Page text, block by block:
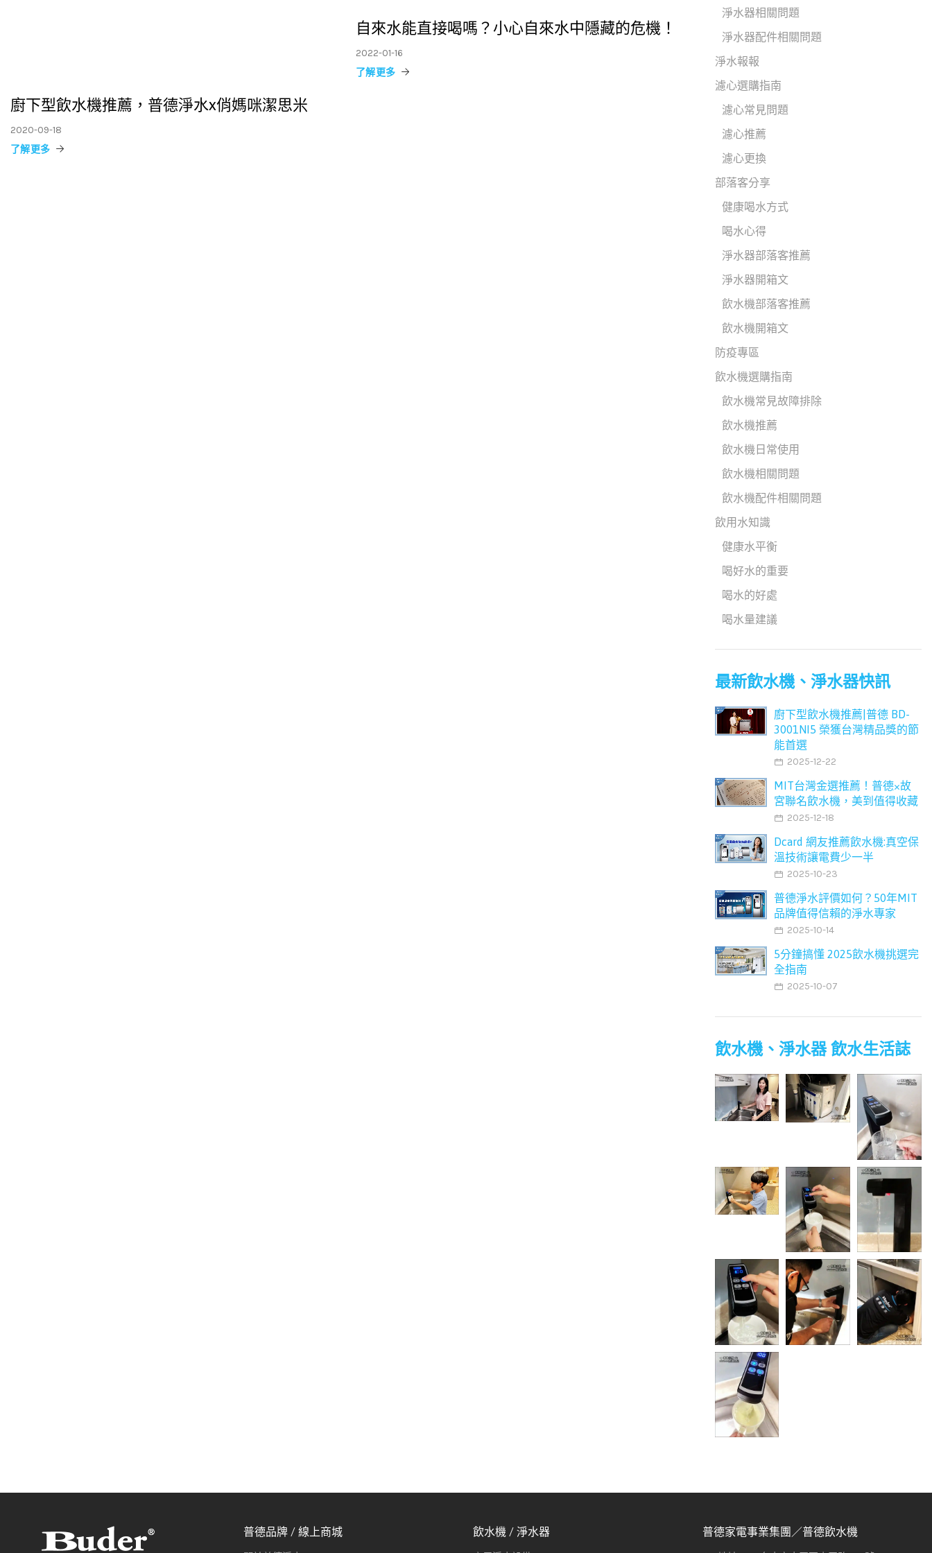
自來水能直接喝嗎？小心自來水中隱藏的危機！
2022-01-16
了解更多
廚下型飲水機推薦，普德淨水x俏媽咪潔思米
2020-09-18
了解更多
淨水器相關問題
淨水器配件相關問題
淨水報報
濾心選購指南
濾心常見問題
濾心推薦
濾心更換
部落客分享
健康喝水方式
喝水心得
淨水器部落客推薦
淨水器開箱文
飲水機部落客推薦
飲水機開箱文
防疫專區
飲水機選購指南
飲水機常見故障排除
飲水機推薦
飲水機日常使用
飲水機相關問題
飲水機配件相關問題
飲用水知識
健康水平衡
喝好水的重要
喝水的好處
喝水量建議
最新飲水機、淨水器快訊
廚下型飲水機推薦|普德 BD-
3001NI5 榮獲台灣精品獎的節
能首選
2025-12-22
MIT台灣金選推薦！普德×故
宮聯名飲水機，美到值得收藏
2025-12-18
Dcard 網友推薦飲水機:真空保
溫技術讓電費少一半
2025-10-23
普德淨水評價如何？50年MIT
品牌值得信賴的淨水專家
2025-10-14
5分鐘搞懂 2025飲水機挑選完
全指南
2025-10-07
飲水機、淨水器 飲水生活誌
普德品牌 / 線上商城 飲水機 / 淨水器 普德家電事業集團／普德飲水機